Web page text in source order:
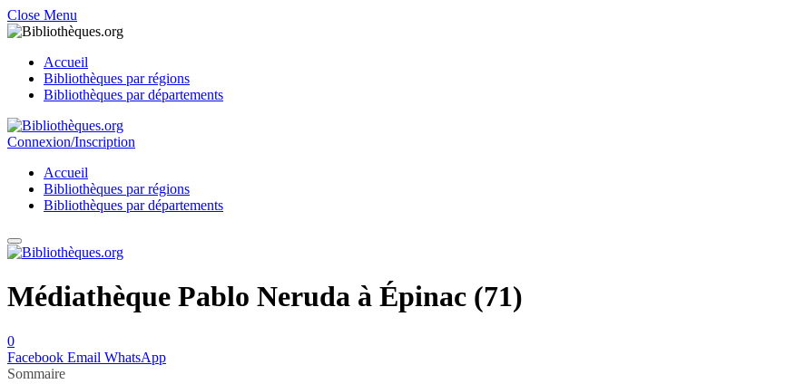
Close Menu
Accueil
Bibliothèques par régions
Bibliothèques par départements
Connexion/Inscription
Accueil
Bibliothèques par régions
Bibliothèques par départements
Médiathèque Pablo Neruda à Épinac (71)
0
Facebook Email WhatsApp
Sommaire